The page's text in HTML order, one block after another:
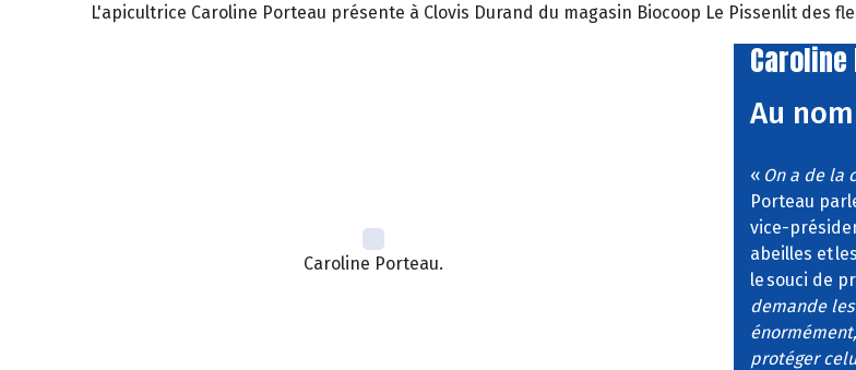
L'apicultrice Caroline Porteau présente à Clovis Durand du magasin Biocoop Le Pissenlit des
Caroline Porteau.
Au
« On a de la
Porteau
vice-
abeilles et
le souci de
demande
protéger